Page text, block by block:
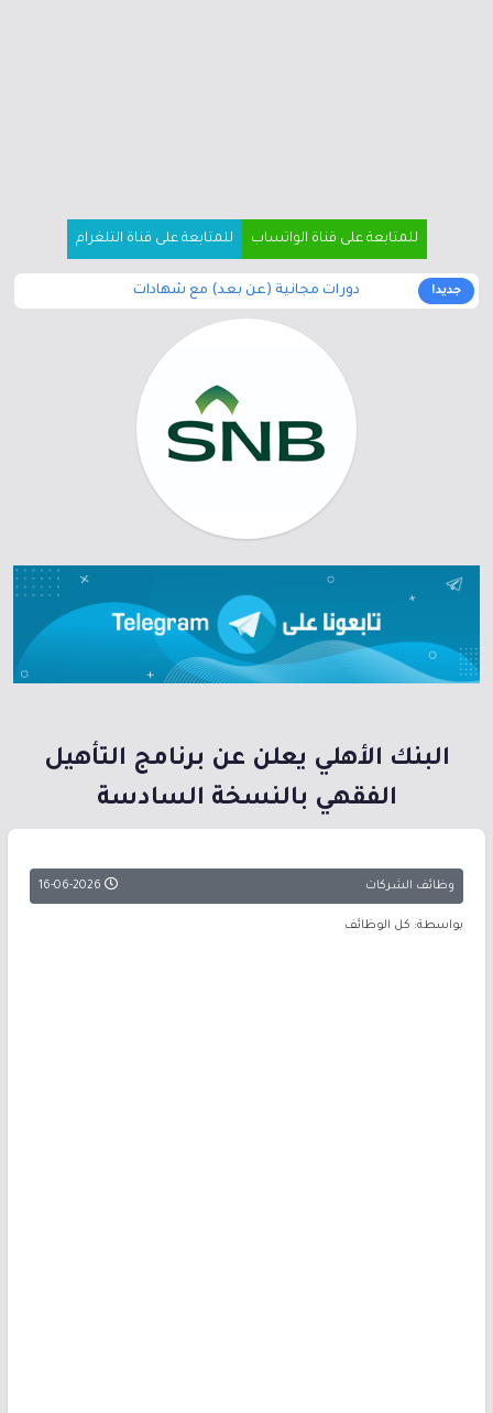
للمتابعة على قناة الواتساب للمتابعة على قناة التلغرام
جديد! دورات مجانية (عن بعد) مع شهادات
البنك الأهلي يعلن عن برنامج التأهيل
الفقهي بالنسخة السادسة
وظائف الشركات 16-06-2026
بواسطة: كل الوظائف